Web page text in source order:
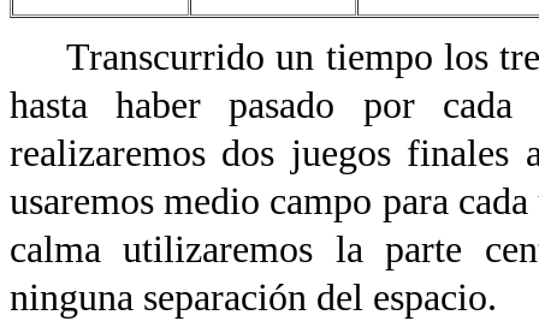
Transcurrido un tiempo los
hasta haber pasado por
realizaremos dos juegos
usaremos medio campo para
calma utilizaremos la parte
ninguna separación del espacio.